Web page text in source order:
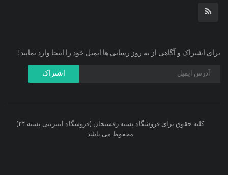
برای اشتراک و آگاهی از به روز رسانی ها ایمیل خود را اینجا وارد نمایید!
اشتراک
کلیه حقوق برای فروشگاه پسته رفسنجان (فروشگاه اینترنتی پسته ۲۴)
محفوظ می باشد